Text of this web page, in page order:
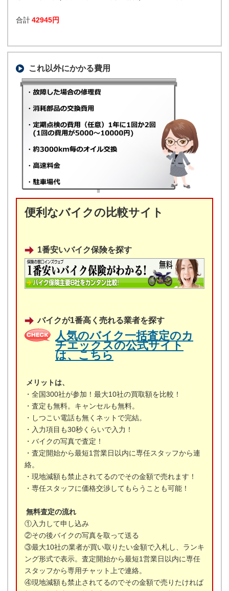
合計42945円
これ以外にかかる費用
便利なバイクの比較サイト
1番安いバイク保険を探す
バイクが1番高く売れる業者を探す
人気のバイク一括査定のカ
チエックスの公式サイト
は、こちら
メリットは、
・全国300社が参加！最大10社の買取額を比較！
・査定も無料。キャンセルも無料。
・しつこい電話も無くネットで完結。
・入力項目も30秒くらいで入力！
・バイクの写真で査定！
・査定開始から最短1営業日以内に専任スタッフから連
絡。
・現地減額も禁止されてるのでその金額で売れます！
・専任スタッフに価格交渉してもらうことも可能！
無料査定の流れ
①入力して申し込み
②その後バイクの写真を取って送る
③最大10社の業者が買い取りたい金額で入札し、ランキ
ング形式で表示。査定開始から最短1営業日以内に専任
スタッフから専用チャット上で連絡。
④現地減額も禁止されてるのでその金額で売りたければ